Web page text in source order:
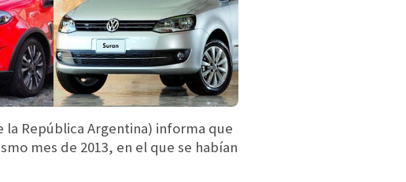
la República Argentina) informa que
mes de 2013, en el que se habían